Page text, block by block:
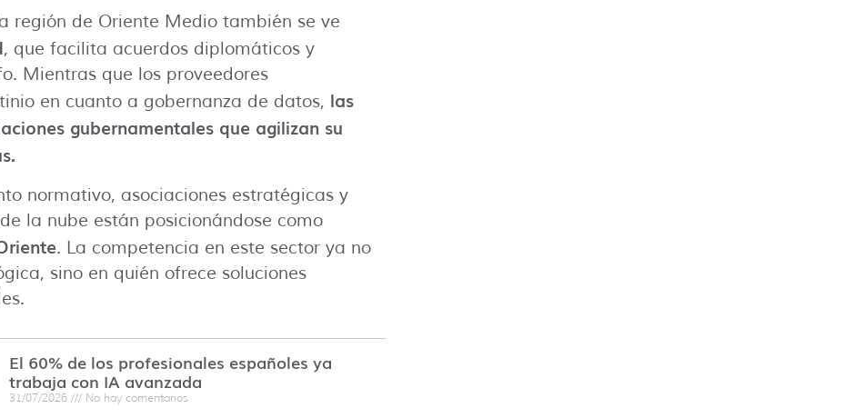
región de Oriente Medio también se ve
, que facilita acuerdos diplomáticos y
Mientras que los proveedores
en cuanto a gobernanza de datos, las
gubernamentales que agilizan su
normativo, asociaciones estratégicas y
la nube están posicionándose como
. La competencia en este sector ya no
sino en quién ofrece soluciones
El 60% de los profesionales españoles ya
trabaja con IA avanzada
31/07/2026 No hay comentarios